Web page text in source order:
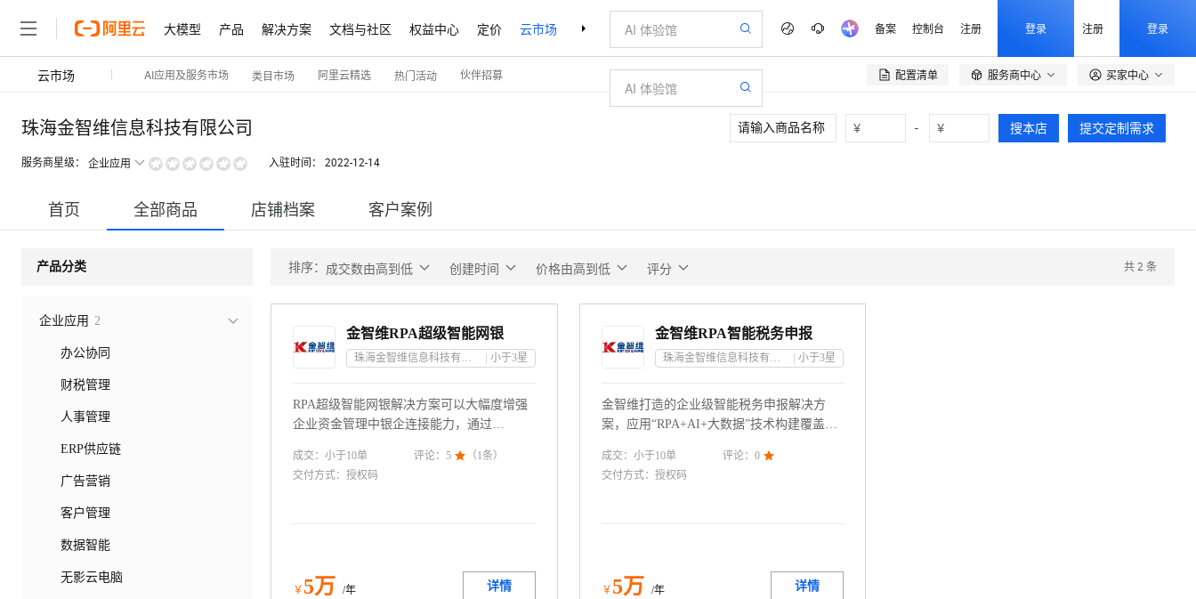
大模型 产品 解决方案 文档与社区 权益中心 定价 云市场 合作伙伴 支持与服务 了解阿里云 备案 控制台 注册 登录 注册 登录
云市场 AI应用及服务市场 类目市场 阿里云精选 热门活动 伙伴招募 配置清单  服务商中心 买家中心
珠海金智维信息科技有限公司
服务商星级： 企业应用 入驻时间： 2022-12-14
¥ - ¥ 搜本店 提交定制需求
首页 全部商品 店铺档案 客户案例
产品分类
企业应用 2
办公协同
财税管理
人事管理
ERP供应链
广告营销
客户管理
数据智能
无影云电脑
排序： 成交数由高到低 创建时间 价格由高到低 评分 共 2 条
金智维RPA超级智能网银
珠海金智维信息科技有限公司 小于3星
RPA超级智能网银解决方案可以大幅度增强
企业资金管理中银企连接能力，通过
进行应收应付核销、自动制证等自动化操
作，无需签三方协议且安全合规无风险，实
成交： 小于10单 评论：5  （1条）
交付方式： 授权码
￥ 5万 /年 详情
金智维RPA智能税务申报
珠海金智维信息科技有限公司 小于3星
金智维打造的企业级智能税务申报解决方
案，应用“RPA+AI+大数据”技术构建覆盖全
系，让财务人员开启一键自动报税新体验，
助力企业推进税务管理的数字化、智能化、
成交： 小于10单 评论： 0 
交付方式： 授权码
￥ 5万 /年 详情